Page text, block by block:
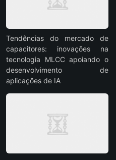
Tendências do mercado de
capacitores: inovações na
tecnologia MLCC apoiando o
desenvolvimento de
aplicações de IA